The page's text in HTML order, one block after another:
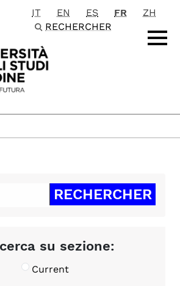
principale
IT EN ES FR
ZH
RECHERCHER
su sezione:
Current